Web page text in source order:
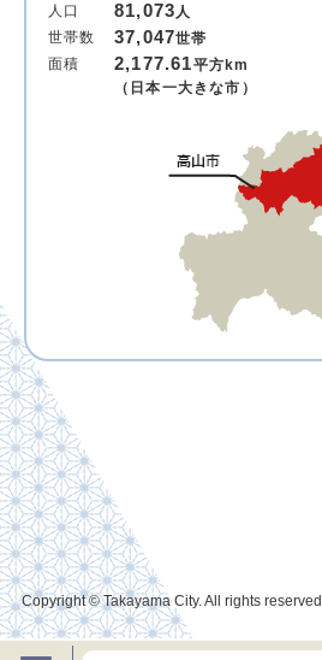
人口 81,073人
世帯数
37,047世帯
面積
2,177.61平方km
（日本一大きな市）
Copyright © Takayama City. All rights reserved.